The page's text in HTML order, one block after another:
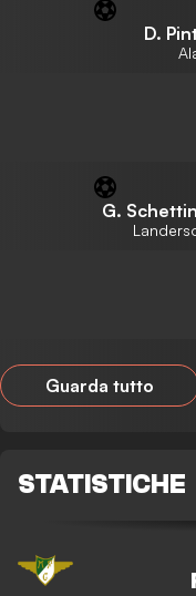
D.
G.
Guarda tutto
STATISTICHE